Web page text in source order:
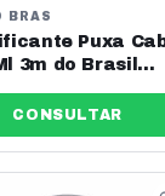
BRAS
Puxa
3m do Brasil
CONSULTAR